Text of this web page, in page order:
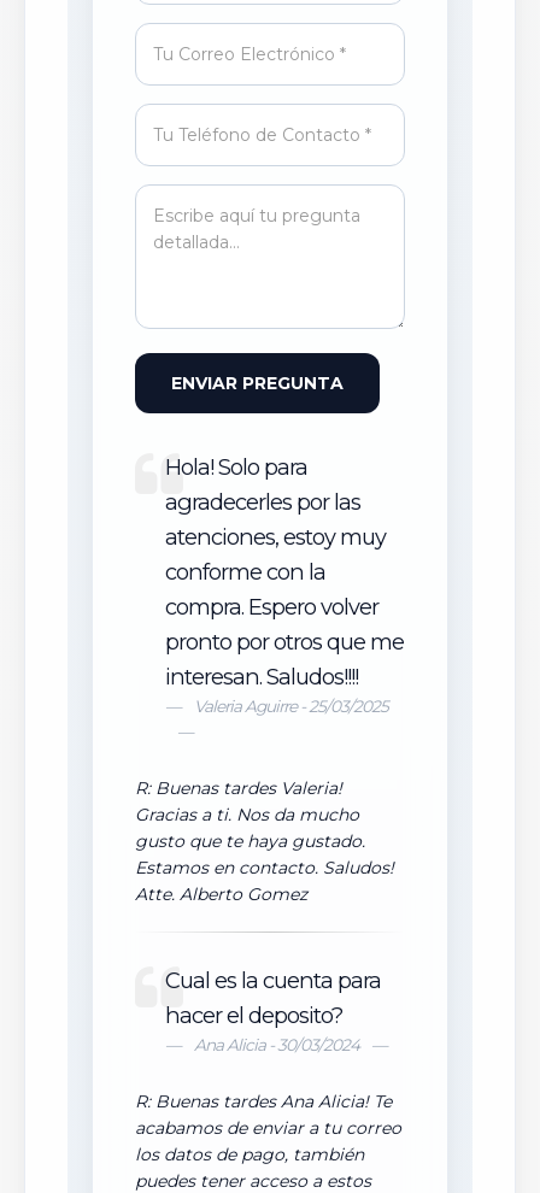
ENVIAR PREGUNTA
Hola! Solo para
agradecerles por las
atenciones, estoy muy
conforme con la
compra. Espero volver
pronto por otros que me
interesan. Saludos!!!!
Valeria Aguirre - 25/03/2025
R: Buenas tardes Valeria!
Gracias a ti. Nos da mucho
gusto que te haya gustado.
Estamos en contacto. Saludos!
Atte. Alberto Gomez
Cual es la cuenta para
hacer el deposito?
Ana Alicia - 30/03/2024
R: Buenas tardes Ana Alicia! Te
acabamos de enviar a tu correo
los datos de pago, también
puedes tener acceso a estos